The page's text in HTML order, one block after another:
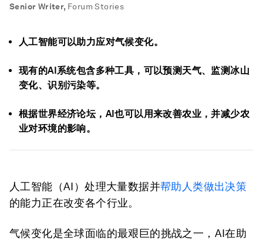
Senior Writer, Forum Stories
人工智能可以助力应对气候变化。
现有的AI系统包含多种工具，可以预测天气、监测冰山
变化、识别污染等。
根据世界经济论坛，AI也可以用来改善农业，并减少农
业对环境的影响。
人工智能（AI）处理大量数据并帮助人类做出决策
的能力正在改变各个行业。
气候变化是全球面临的最艰巨的挑战之一，AI在助